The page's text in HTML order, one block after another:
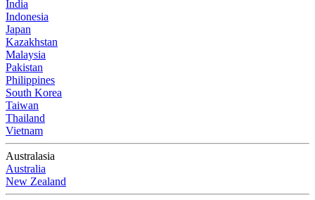
India
Indonesia
Japan
Kazakhstan
Malaysia
Pakistan
Philippines
South Korea
Taiwan
Thailand
Vietnam
Australasia
Australia
New Zealand